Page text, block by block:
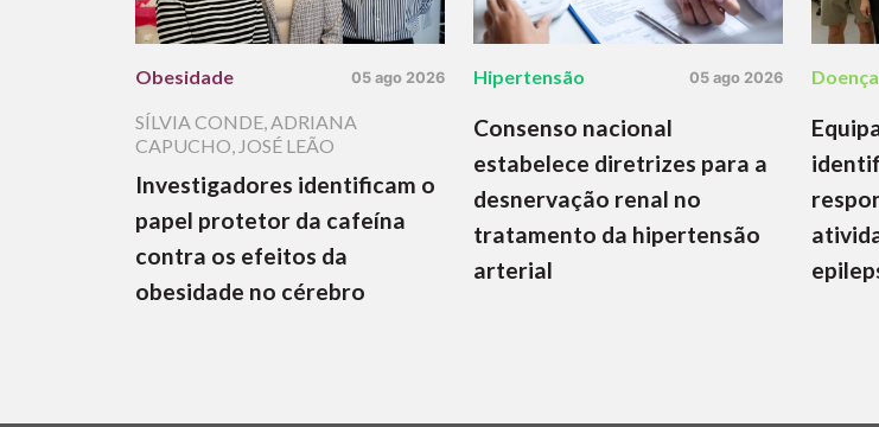
Obesidade 05 ago 2026
SÍLVIA CONDE,ADRIANA
CAPUCHO, JOSÉ LEÃO
Investigadores identificam o
papel protetor da cafeína
contra os efeitos da
obesidade no cérebro
Hipertensão 05 ago 2026
Consenso nacional
estabelece diretrizes para a
desnervação renal no
tratamento da hipertensão
arterial